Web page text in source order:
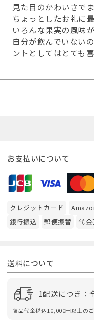
見た目のかわいさで
ちょっとしたお礼に最
いろんな果実の風味
自分が飲んでいない
ントとしてはとても
お支払いについて
クレジットカード
銀行振込
郵便振替 代金
送料について
1配送につき：
商品代金税込10,000円以上の